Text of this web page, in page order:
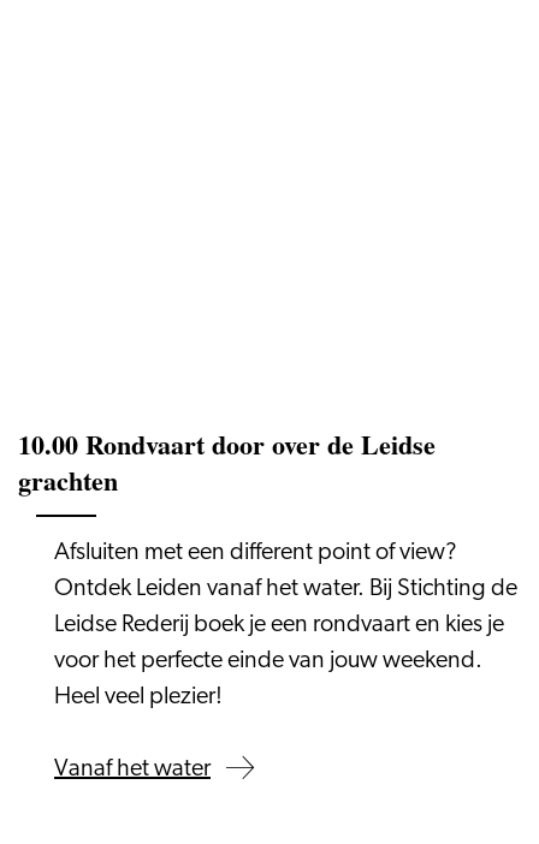
10.00 Rondvaart door over de Leidse
grachten
Afsluiten met een different point of view?
Ontdek Leiden vanaf het water. Bij Stichting de
Leidse Rederij boek je een rondvaart en kies je
voor het perfecte einde van jouw weekend.
Heel veel plezier!
Vanaf het water